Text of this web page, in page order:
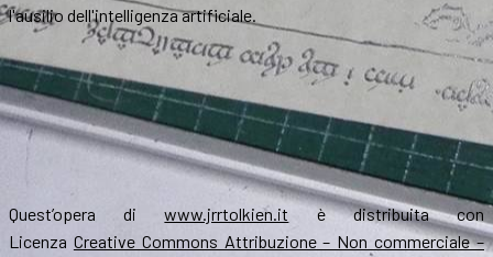
l'ausilio dell'intelligenza artificiale.
Quest’opera diwww.jrrtolkien.it è distribuita con
Licenza Creative Commons Attribuzione – Non commerciale –